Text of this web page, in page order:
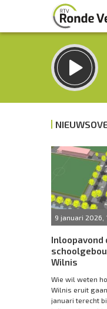
9 januari 2026,
Inloopavond
Wilnis
Wie wil weten
Wilnis eruit
januari terecht